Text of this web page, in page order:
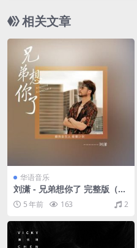
相关文章
华语音乐
刘潇 - 兄弟想你了 完整版（Fl
ac/30.1M）
5 年前 163 2